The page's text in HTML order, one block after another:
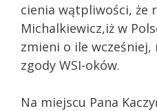
cienia wątpliwości, że
Michalkiewicz,iż w
zmieni o ile wcześniej,
zgody WSI-oków.
Na miejscu Pana